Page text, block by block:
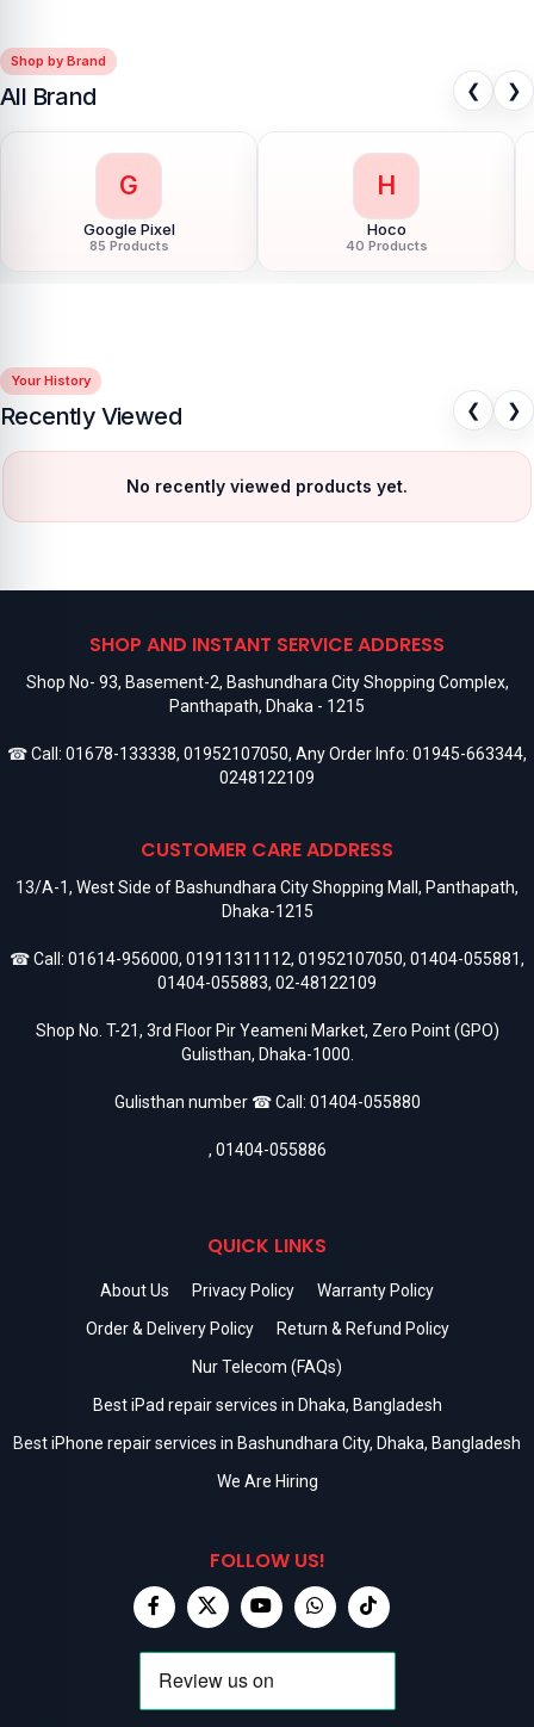
Shop by Brand
All Brand ❮ ❯
G
Google Pixel
85 Products
H
Hoco
40 Products
Your History
Recently Viewed ❮ ❯
No recently viewed products yet.
SHOP AND INSTANT SERVICE ADDRESS
Shop No- 93, Basement-2, Bashundhara City Shopping Complex,
Panthapath, Dhaka - 1215
☎ Call: 01678-133338, 01952107050, Any Order Info: 01945-663344,
0248122109
CUSTOMER CARE ADDRESS
13/A-1, West Side of Bashundhara City Shopping Mall, Panthapath,
Dhaka-1215
☎ Call: 01614-956000, 01911311112, 01952107050, 01404-055881,
01404-055883, 02-48122109
Shop No. T-21, 3rd Floor Pir Yeameni Market, Zero Point (GPO)
Gulisthan, Dhaka-1000.
Gulisthan number ☎ Call: 01404-055880
, 01404-055886
QUICK LINKS
About Us Privacy Policy
Warranty Policy
Order & Delivery Policy
Return & Refund Policy
Nur Telecom (FAQs)
Best iPad repair services in Dhaka, Bangladesh
Best iPhone repair services in Bashundhara City, Dhaka, Bangladesh
We Are Hiring
FOLLOW US!